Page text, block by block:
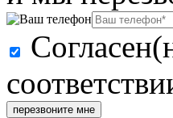
перезвоните мне